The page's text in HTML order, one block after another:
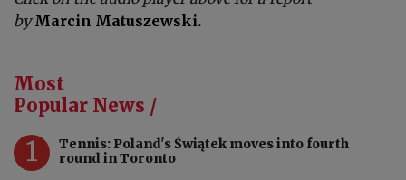
by Marcin Matuszewski.
Most
Popular News /
1
Tennis: Poland's Świątek moves into fourth
round in Toronto